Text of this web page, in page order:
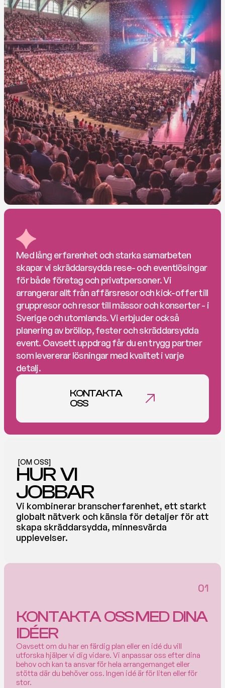
Med lång erfarenhet och starka samarbeten
skapar vi skräddarsydda rese- och eventlösingar
för både företag och privatpersoner. Vi
arrangerar allt från affärsresor och kick-offer till
gruppresor och resor till mässor och konserter - i
Sverige och utomlands. Vi erbjuder också
planering av bröllop, fester och skräddarsydda
event. Oavsett uppdrag får du en trygg partner
som levererar lösningar med kvalitet i varje
detalj.
KONTAKTA
OSS
[OM OSS]
HUR  VI
JOBBAR
Vi kombinerar branscherfarenhet, ett starkt
globalt nätverk och känsla för detaljer för att
skapa skräddarsydda, minnesvärda
upplevelser.
01
KONTAKTA  OSS MED  DINA
IDÉER
Oavsett om du har en färdig plan eller en idé du vill
utforska hjälper vi dig vidare. Vi anpassar oss efter dina
behov och kan ta ansvar för hela arrangemanget eller
stötta där du behöver oss. Ingen idé är för liten eller för
stor.